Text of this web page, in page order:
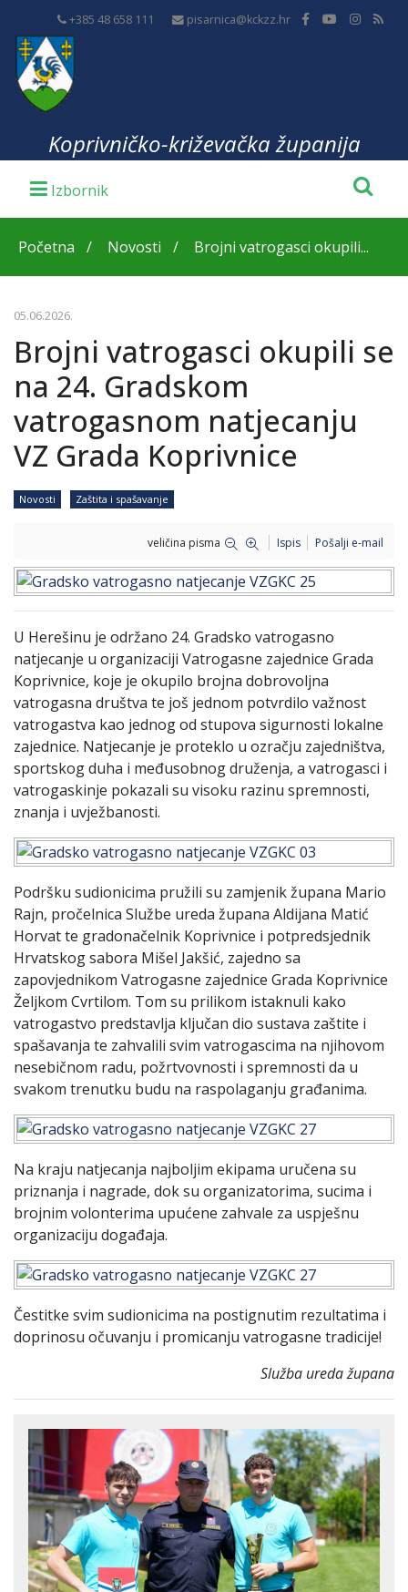
+385 48 658 111 pisarnica@kckzz.hr
Koprivničko-križevačka županija
Početna Novosti Brojni vatrogasci okupili...
05.06.2026.
Brojni vatrogasci okupili se
na 24. Gradskom
vatrogasnom natjecanju
VZ Grada Koprivnice
Novosti Zaštita i spašavanje
veličina pisma Ispis Pošalji e-mail
U Herešinu je održano 24. Gradsko vatrogasno
natjecanje u organizaciji Vatrogasne zajednice Grada
Koprivnice, koje je okupilo brojna dobrovoljna
vatrogasna društva te još jednom potvrdilo važnost
vatrogastva kao jednog od stupova sigurnosti lokalne
zajednice. Natjecanje je proteklo u ozračju zajedništva,
sportskog duha i međusobnog druženja, a vatrogasci i
vatrogaskinje pokazali su visoku razinu spremnosti,
znanja i uvježbanosti.
Podršku sudionicima pružili su zamjenik župana Mario
Rajn, pročelnica Službe ureda župana Aldijana Matić
Horvat te gradonačelnik Koprivnice i potpredsjednik
Hrvatskog sabora Mišel Jakšić, zajedno sa
zapovjednikom Vatrogasne zajednice Grada Koprivnice
Željkom Cvrtilom. Tom su prilikom istaknuli kako
vatrogastvo predstavlja ključan dio sustava zaštite i
spašavanja te zahvalili svim vatrogascima na njihovom
nesebičnom radu, požrtvovnosti i spremnosti da u
svakom trenutku budu na raspolaganju građanima.
Na kraju natjecanja najboljim ekipama uručena su
priznanja i nagrade, dok su organizatorima, sucima i
brojnim volonterima upućene zahvale za uspješnu
organizaciju događaja.
Čestitke svim sudionicima na postignutim rezultatima i
doprinosu očuvanju i promicanju vatrogasne tradicije!
Služba ureda župana